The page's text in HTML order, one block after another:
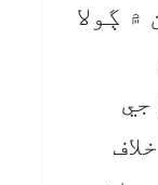
ڳولا
جي